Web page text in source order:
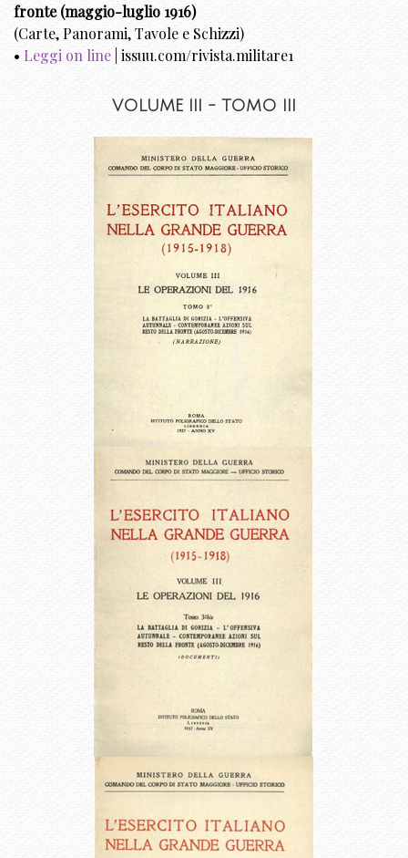
fronte (maggio-luglio 1916)
(Carte, Panorami, Tavole e Schizzi)
• Leggi on line | issuu.com/rivista.militare1
VOLUME III - TOMO III